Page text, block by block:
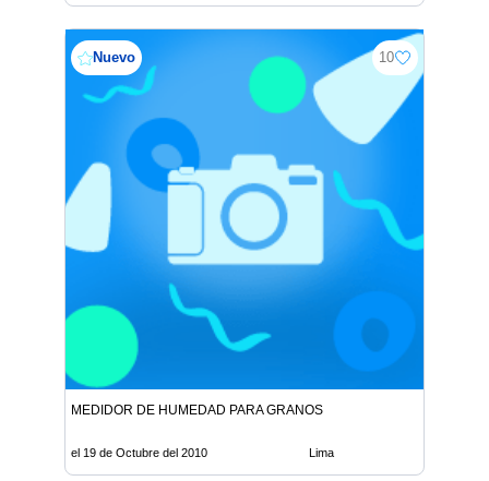
Nuevo 10
MEDIDOR DE HUMEDAD PARA GRANOS
el 19 de Octubre del 2010 Lima